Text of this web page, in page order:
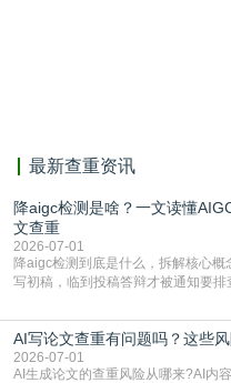
最新查重资讯
降aigc检测是啥？一文读懂
文查重
2026-07-01
降aigc检测到底是什么，拆解核心
写初稿，临到投稿答辩才被通知要排
怕是已经入行的科研人员，不少人
准。其实，降aigc检测是伴随AIGC
了满足现在高校、期刊对AI生
AI写论文查重有问题吗？这些
2026-07-01
AI生成论文的查重风险从哪来?AI内